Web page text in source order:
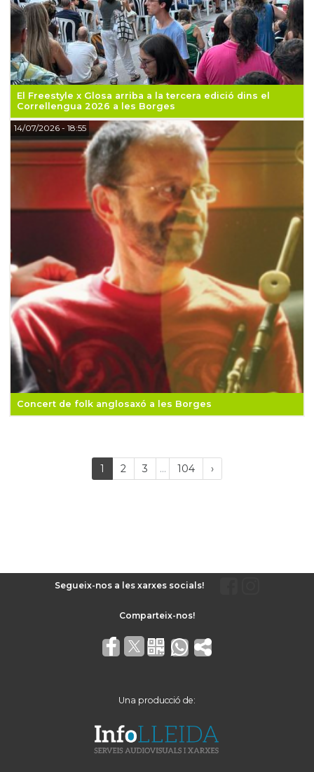
El Freestyle x Glosa arriba a la tercera edició dins el
Correllengua 2026 a les Borges
Concert de folk anglosaxó a les Borges
14/07/2026- 18:55
1 (current)
2 3 ... 104 ›Próxima
página
Segueix-nos a les xarxes socials!
Una producció de: